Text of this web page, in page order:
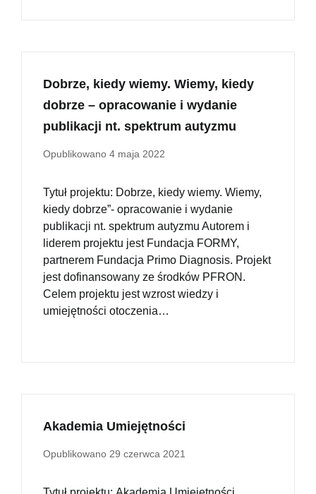
Dobrze, kiedy wiemy. Wiemy, kiedy
dobrze – opracowanie i wydanie
publikacji nt. spektrum autyzmu
Opublikowano 4 maja 2022
Tytuł projektu: Dobrze, kiedy wiemy. Wiemy,
kiedy dobrze”- opracowanie i wydanie
publikacji nt. spektrum autyzmu Autorem i
liderem projektu jest Fundacja FORMY,
partnerem Fundacja Primo Diagnosis. Projekt
jest dofinansowany ze środków PFRON.
Celem projektu jest wzrost wiedzy i
umiejętności otoczenia…
Akademia Umiejętności
Opublikowano 29 czerwca 2021